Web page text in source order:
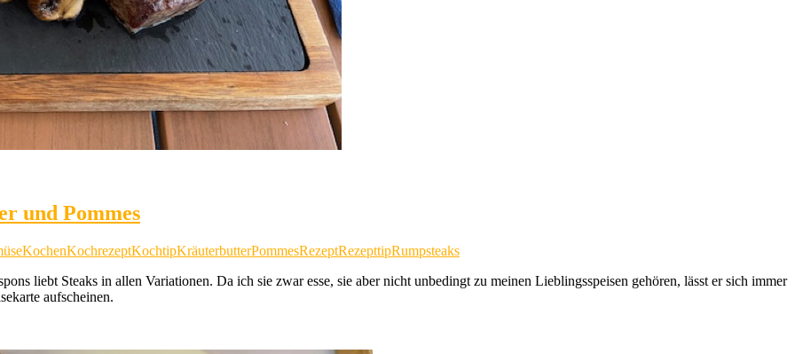
und Pommes
KochenKochrezeptKochtipKräuterbutterPommesRezeptRezepttipRumpsteaks
liebt Steaks in allen Variationen. Da ich sie zwar esse, sie aber nicht unbedingt zu meinen Lieblingsspeisen gehören, lässt er sich immer
aufscheinen.